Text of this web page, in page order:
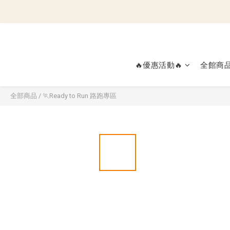
🔥優惠活動🔥 全館商
全部商品 / 🏃Ready to Run 路跑專區